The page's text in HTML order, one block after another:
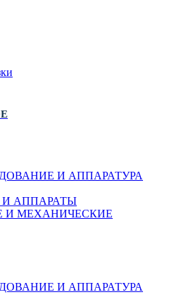
И АППАРАТУРА
АППАРАТЫ
И МЕХАНИЧЕСКИЕ
И АППАРАТУРА